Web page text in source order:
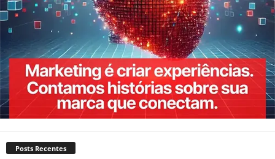
Posts Recentes